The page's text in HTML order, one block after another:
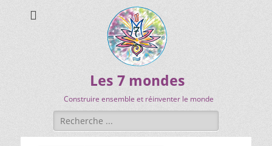
Les 7 mondes
Construire ensemble et réinventer le monde